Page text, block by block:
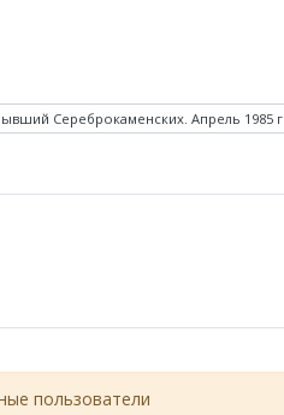
Сереброкаменских. Апрель 1985 г.
пользователи